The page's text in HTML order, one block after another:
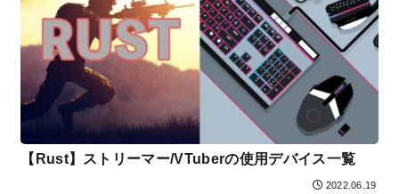
【Rust】ストリーマー/VTuberの使用デバイス一覧
2022.06.19